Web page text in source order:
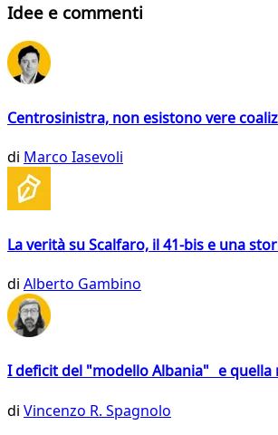
Idee e commenti
Centrosinistra, non esistono vere
di Marco Iasevoli
La verità su Scalfaro, il 41-bis e una
di Alberto Gambino
I deficit del "modello Albania" e quella
di Vincenzo R. Spagnolo